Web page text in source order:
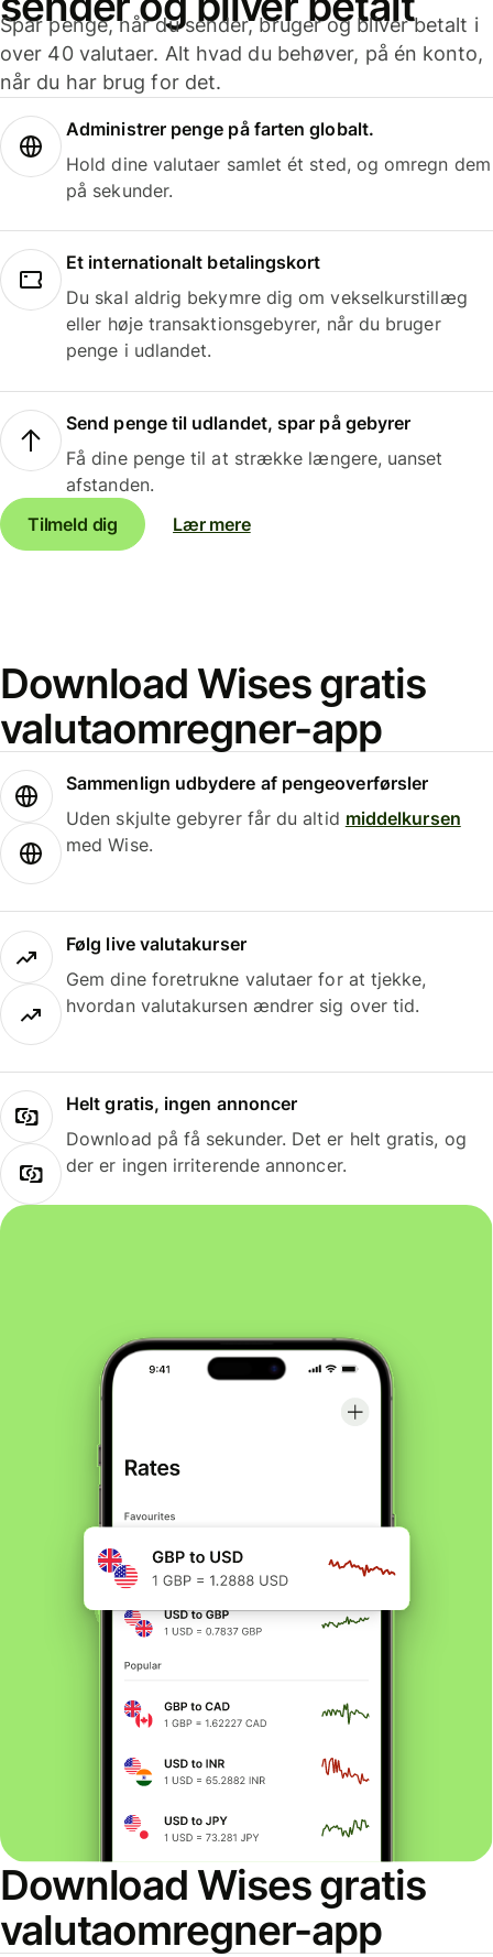
Spar penge, når du sender, bruger og bliver betalt i
over 40 valutaer. Alt hvad du behøver, på én konto,
når du har brug for det.
Administrer penge på farten globalt.
Hold dine valutaer samlet ét sted, og omregn dem
på sekunder.
Et internationalt betalingskort
Du skal aldrig bekymre dig om vekselkurstillæg
eller høje transaktionsgebyrer, når du bruger
penge i udlandet.
Send penge til udlandet, spar på gebyrer
Få dine penge til at strække længere, uanset
afstanden.
Tilmeld dig
Lær mere
Download Wises gratis
valutaomregner-app
Sammenlign udbydere af pengeoverførsler
Uden skjulte gebyrer får du altid middelkursen
med Wise.
Følg live valutakurser
Gem dine foretrukne valutaer for at tjekke,
hvordan valutakursen ændrer sig over tid.
Helt gratis, ingen annoncer
Download på få sekunder. Det er helt gratis, og
der er ingen irriterende annoncer.
Download Wises gratis
valutaomregner-app